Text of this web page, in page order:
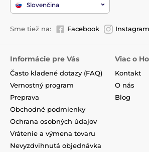
Slovenčina
Sme tiež na: Facebook Instagram
Informácie pre Vás
Často kladené dotazy (FAQ)
Vernostný program
Preprava
Obchodné podmienky
Ochrana osobných údajov
Vrátenie a výmena tovaru
Nevyzdvihnutá objednávka
Viac o
Kontakt
O nás
Blog